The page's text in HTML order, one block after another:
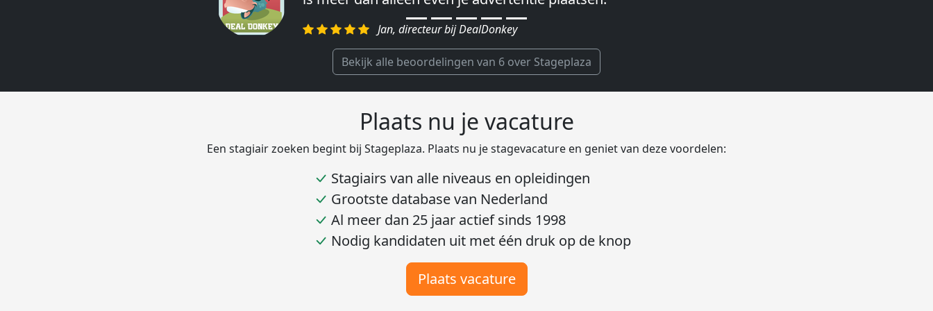
Jan, directeur bij DealDonkey
regelen.″
Harald, Head of Shared Service Center bij VION Food Netherlands
Plaats nu je vacature
Een stagiair zoeken begint bij Stageplaza. Plaats nu je stagevacature en geniet van deze voordelen:
Stagiairs van alle niveaus en opleidingen
Grootste database van Nederland
Al meer dan 25 jaar actief sinds 1998
Nodig kandidaten uit met één druk op de knop
Plaats vacature